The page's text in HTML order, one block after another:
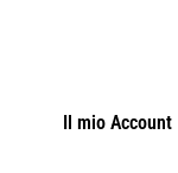
Il mio Account